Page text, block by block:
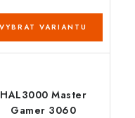
HAL3000 Master
Gamer 3060